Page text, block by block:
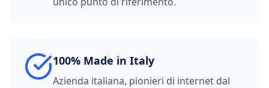
100% Made in Italy
Azienda italiana, pionieri di internet dal